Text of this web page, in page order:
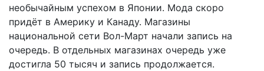
необычайным успехом в Японии. Мода скоро
придёт в Америку и Канаду. Магазины
национальной сети Вол-Март начали запись на
очередь. В отдельных магазинах очередь уже
достигла 50 тысяч и запись продолжается.